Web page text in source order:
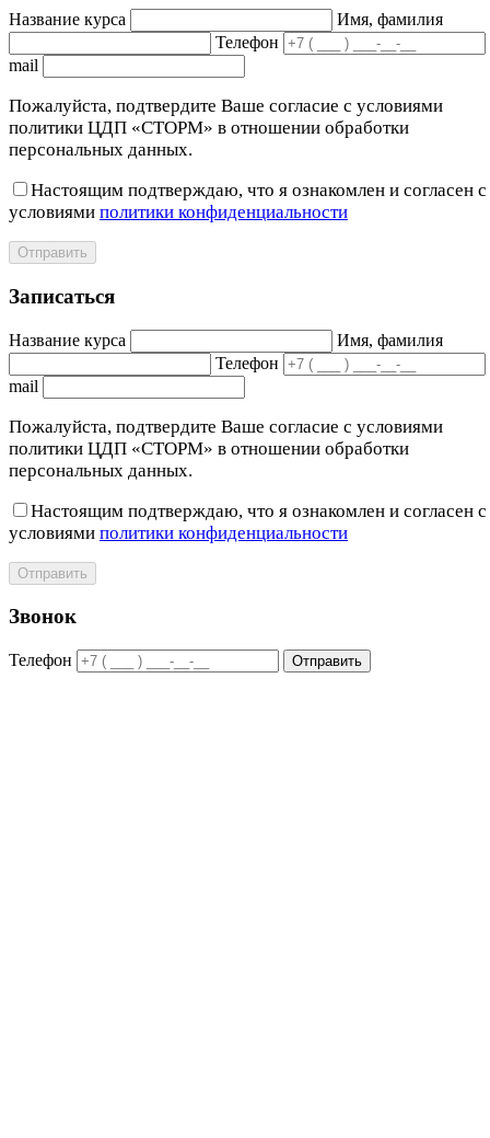
Название курса
Имя, фамилия
Телефон
mail
Пожалуйста, подтвердите Ваше согласие с условиями
политики ЦДП «СТОРМ» в отношении обработки
персональных данных.
Настоящим подтверждаю, что я ознакомлен и согласен с
условиями политики конфиденциальности
Отправить
Записаться
Название курса
Имя, фамилия
Телефон
mail
Пожалуйста, подтвердите Ваше согласие с условиями
политики ЦДП «СТОРМ» в отношении обработки
персональных данных.
Настоящим подтверждаю, что я ознакомлен и согласен с
условиями политики конфиденциальности
Отправить
Звонок
Телефон Отправить